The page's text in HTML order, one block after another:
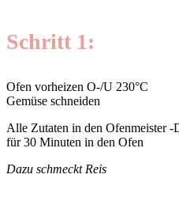
Schritt 1:
Ofen vorheizen O-/U 230°C
Gemüse schneiden
Alle Zutaten in den Ofenmeister -
für 30 Minuten in den Ofen
Dazu schmeckt Reis